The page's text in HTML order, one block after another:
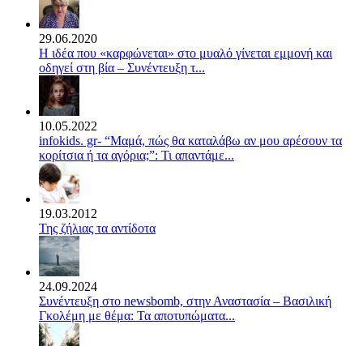
29.06.2020
Η ιδέα που «καρφώνεται» στο μυαλό γίνεται εμμονή και
οδηγεί στη βία – Συνέντευξη τ...
10.05.2022
infokids. gr- “Μαμά, πώς θα καταλάβω αν μου αρέσουν τα
κορίτσια ή τα αγόρια;”: Τι απαντάμε...
19.03.2012
Της ζήλιας τα αντίδοτα
24.09.2024
Συνέντευξη στο newsbomb, στην Αναστασία – Βασιλική
Γκολέμη με θέμα: Τα αποτυπώματα...